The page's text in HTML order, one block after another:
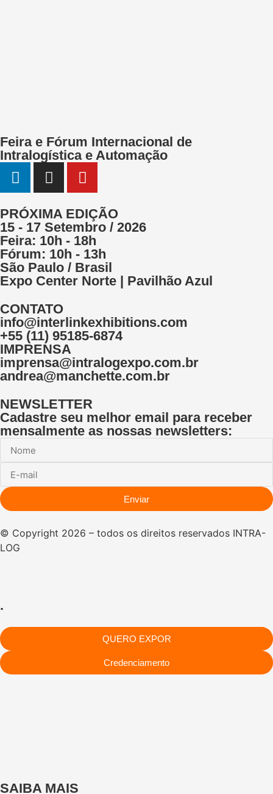
Feira e Fórum Internacional de
Intralogística e Automação
PRÓXIMA EDIÇÃO
15 - 17 Setembro / 2026
Feira: 10h - 18h
Fórum: 10h - 13h
São Paulo / Brasil
Expo Center Norte | Pavilhão Azul
CONTATO
info@interlinkexhibitions.com
+55 (11) 95185-6874
IMPRENSA
imprensa@intralogexpo.com.br
andrea@manchette.com.br
NEWSLETTER
Cadastre seu melhor email para receber
mensalmente as nossas newsletters:
Enviar
© Copyright 2026 – todos os direitos reservados INTRA-
LOG
.
QUERO EXPOR
Credenciamento
SAIBA MAIS